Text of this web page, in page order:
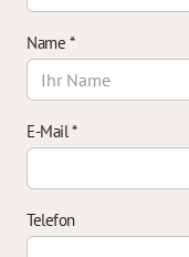
Name *
E-Mail*
Telefon